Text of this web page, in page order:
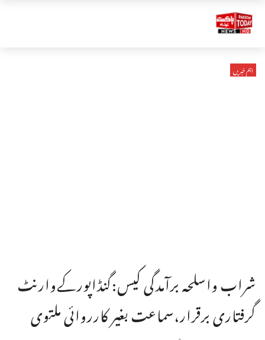
اہم خبریں
شراب واسلحہ برآمدگی کیس:گنڈاپورکےوارنٹ
گرفتاری برقرار،سماعت بغیر کارروائی ملتوی